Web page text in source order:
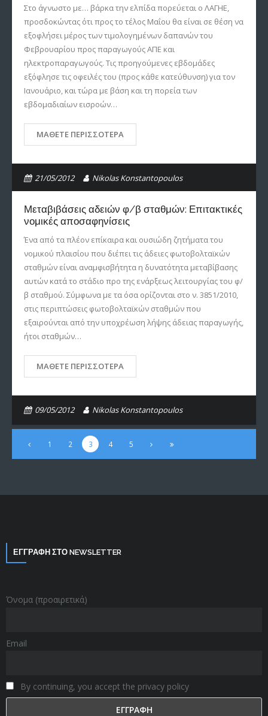
Στο άγνωστο με… βάρκα την ελπίδα πορεύεται ο ΛΑΓΗΕ,
προσδοκώντας ότι προς το τέλος Μαΐου θα είναι σε θέση να
εξοφλήσει μέρος των τιμολογημένων δαπανών του
Φεβρουαρίου προς παραγωγούς ΑΠΕ και
ηλεκτροπαραγωγούς. Τις προηγούμενες εβδομάδες
εξόφλησε τις οφειλές του (προς κάθε κατεύθυνση) για τον
Ιανουάριο, και τώρα με βάση και τη πορεία των
εβδομαδιαίων εισροών…
ΜΆΘΕΤΕ ΠΕΡΙΣΣΌΤΕΡΑ
21/05/2012 Nikolas Konstantopoulos
Μεταβιβάσεις αδειών φ/β σταθμών: Επιτακτικές
νομικές αποσαφηνίσεις
Ένα από τα πλέον επίκαιρα και ουσιώδη ζητήματα του
νομικού πλαισίου που διέπει τις άδειες φωτοβολταϊκών
σταθμών είναι αναμφισβήτητα η δυνατότητα μεταβίβασης
αυτών κατά το στάδιο προ της ενάρξεως λειτουργίας του φ/
β σταθμού. Σύμφωνα με τα όσα ορίζονται στο ν. 3851/2010,
στις περιπτώσεις φωτοβολταϊκών σταθμών που
εξαιρούνται από την υποχρέωση λήψης άδειας παραγωγής,
ήτοι σταθμών…
ΜΆΘΕΤΕ ΠΕΡΙΣΣΌΤΕΡΑ
09/05/2012 Nikolas Konstantopoulos
1 2 3 4 5
ΕΓΓΡΑΦΗ ΣΤΟ NEWSLETTER
Όνομα (προαιρετικά)
Email
By continuing, you accept the privacy policy